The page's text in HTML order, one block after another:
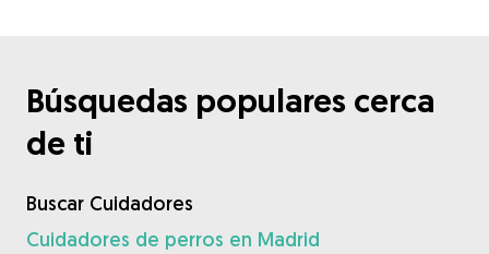
Búsquedas populares cerca
de ti
Buscar Cuidadores
Cuidadores de perros en Madrid